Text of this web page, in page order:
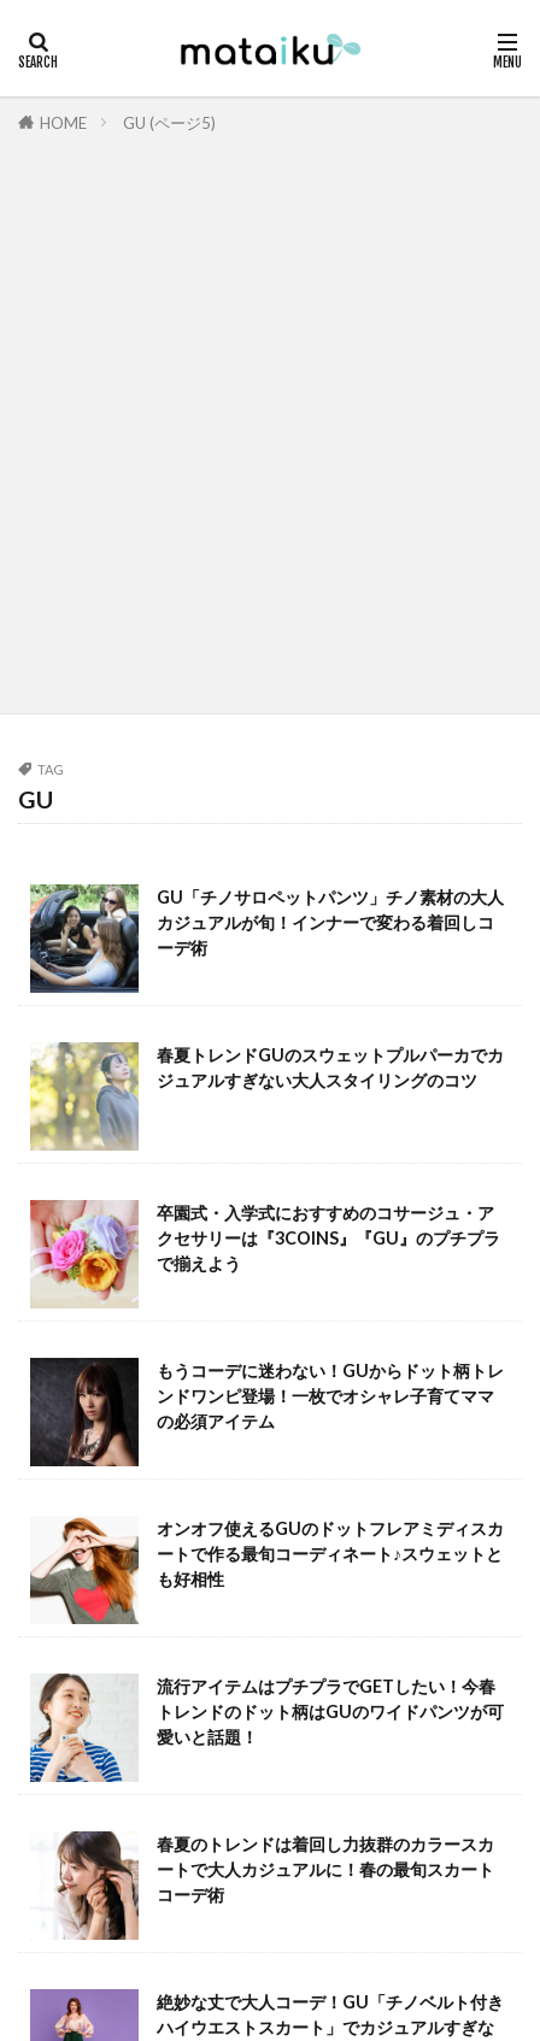
HOME GU (ページ5)
TAG
GU
GU「チノサロペットパンツ」チノ素材の大人
カジュアルが旬！インナーで変わる着回しコ
ーデ術
春夏トレンドGUのスウェットプルパーカでカ
ジュアルすぎない大人スタイリングのコツ
卒園式・入学式におすすめのコサージュ・ア
クセサリーは『3COINS』『GU』のプチプラ
で揃えよう
もうコーデに迷わない！GUからドット柄トレ
ンドワンピ登場！一枚でオシャレ子育てママ
の必須アイテム
オンオフ使えるGUのドットフレアミディスカ
ートで作る最旬コーディネート♪スウェットと
も好相性
流行アイテムはプチプラでGETしたい！今春
トレンドのドット柄はGUのワイドパンツが可
愛いと話題！
春夏のトレンドは着回し力抜群のカラースカ
ートで大人カジュアルに！春の最旬スカート
コーデ術
絶妙な丈で大人コーデ！GU「チノベルト付き
ハイウエストスカート」でカジュアルすぎな